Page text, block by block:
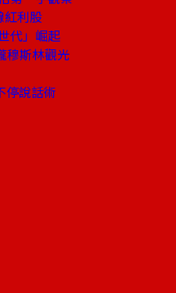
紅利股
代」崛起
斯林觀光
停說話術